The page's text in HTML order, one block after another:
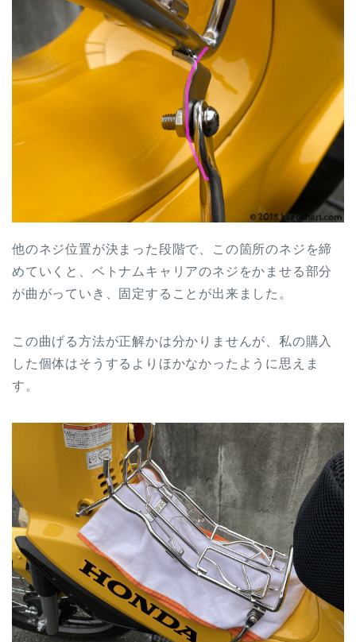
他のネジ位置が決まった段階で、この箇所のネジを締
めていくと、ベトナムキャリアのネジをかませる部分
が曲がっていき、固定することが出来ました。
この曲げる方法が正解かは分かりませんが、私の購入
した個体はそうするよりほかなかったように思えま
す。